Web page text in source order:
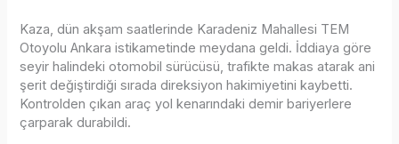
Kaza, dün akşam saatlerinde Karadeniz Mahallesi TEM
Otoyolu Ankara istikametinde meydana geldi. İddiaya göre
seyir halindeki otomobil sürücüsü, trafikte makas atarak ani
şerit değiştirdiği sırada direksiyon hakimiyetini kaybetti.
Kontrolden çıkan araç yol kenarındaki demir bariyerlere
çarparak durabildi.